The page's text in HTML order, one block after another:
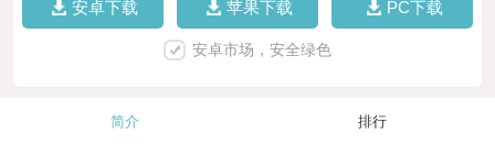
安卓下载 苹果下载 PC下载
安卓市场，安全绿色
简介 排行